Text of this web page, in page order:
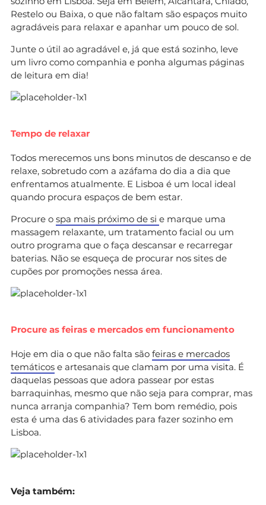
Restelo ou Baixa, o que não faltam são espaços muito
agradáveis para relaxar e apanhar um pouco de sol.
Junte o útil ao agradável e, já que está sozinho, leve
um livro como companhia e ponha algumas páginas
de leitura em dia!
Tempo de relaxar
Todos merecemos uns bons minutos de descanso e de
relaxe, sobretudo com a azáfama do dia a dia que
enfrentamos atualmente. E Lisboa é um local ideal
quando procura espaços de bem estar.
Procure o spa mais próximo de si e marque uma
massagem relaxante, um tratamento facial ou um
outro programa que o faça descansar e recarregar
baterias. Não se esqueça de procurar nos sites de
cupões por promoções nessa área.
Procure as feiras e mercados em funcionamento
Hoje em dia o que não falta são feiras e mercados
temáticos e artesanais que clamam por uma visita. É
daquelas pessoas que adora passear por estas
barraquinhas, mesmo que não seja para comprar, mas
nunca arranja companhia? Tem bom remédio, pois
esta é uma das 6 atividades para fazer sozinho em
Lisboa.
Veja também: